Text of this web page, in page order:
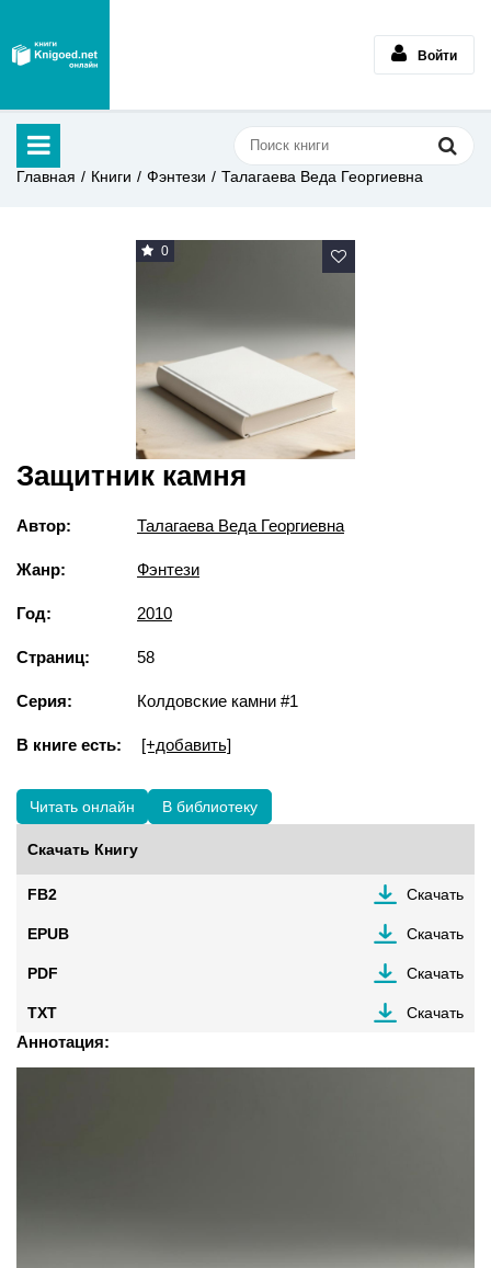
Войти
Главная Книги Фэнтези Талагаева Веда Георгиевна
0
Защитник камня
Автор: Талагаева Веда Георгиевна
Жанр: Фэнтези
Год: 2010
Страниц: 58
Серия: Колдовские камни #1
В книге есть: [+добавить]
Читать онлайн В библиотеку
Скачать Книгу
FB2 Скачать
EPUB Скачать
PDF Скачать
TXT Скачать
Аннотация: